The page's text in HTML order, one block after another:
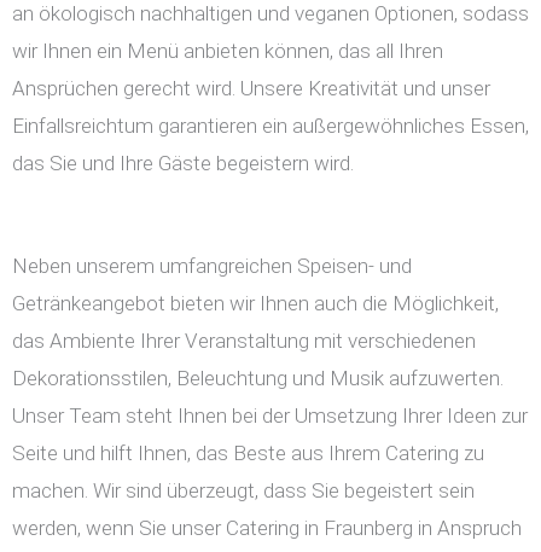
an ökologisch nachhaltigen und veganen Optionen, sodass
wir Ihnen ein Menü anbieten können, das all Ihren
Ansprüchen gerecht wird. Unsere Kreativität und unser
Einfallsreichtum garantieren ein außergewöhnliches Essen,
das Sie und Ihre Gäste begeistern wird.
Neben unserem umfangreichen Speisen- und
Getränkeangebot bieten wir Ihnen auch die Möglichkeit,
das Ambiente Ihrer Veranstaltung mit verschiedenen
Dekorationsstilen, Beleuchtung und Musik aufzuwerten.
Unser Team steht Ihnen bei der Umsetzung Ihrer Ideen zur
Seite und hilft Ihnen, das Beste aus Ihrem Catering zu
machen. Wir sind überzeugt, dass Sie begeistert sein
werden, wenn Sie unser Catering in Fraunberg in Anspruch